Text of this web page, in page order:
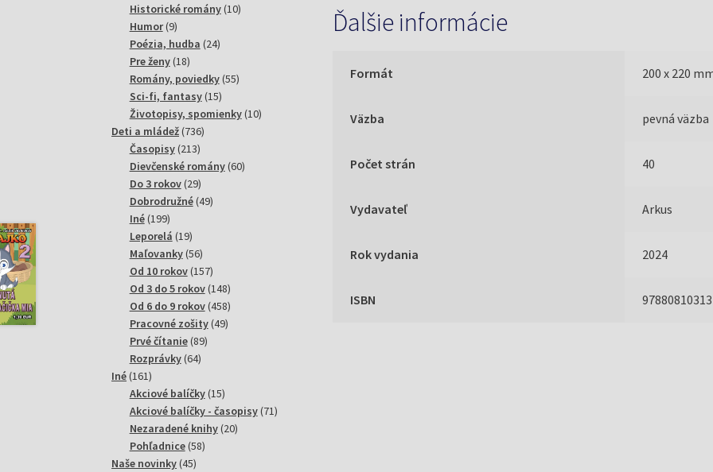
Ďalšie informácie
Formát 200 x 220
Väzba pevná väzba
Počet strán 40
Vydavateľ Arkus
Rok vydania 2024
ISBN
Historické romány 1010
Humor 99
produktov
Poézia, hudba 2424
Pre ženy 1818
produktov
Romány, poviedky 5555
Sci-fi, fantasy 1515
produktov
Životopisy, spomienky 1010
Deti a mládež 736736
Časopisy 213213
produktov
Dievčenské romány 6060
Do 3 rokov 2929
produktov
Dobrodružné 4949
Iné 199199
produktov
Leporelá 1919
produktov
Maľovanky 5656
produktov
Od 10 rokov 157157
produktov
Od 3 do 5 rokov 148148
produktov
Od 6 do 9 rokov 458458
produktov
Pracovné zošity 4949
Prvé čítanie 8989
Rozprávky 6464
Iné 161161
produktov
Akciové balíčky 1515
produktov
Akciové balíčky - časopisy 7171
Nezaradené knihy 2020
Pohľadnice 5858
Naše novinky 4545